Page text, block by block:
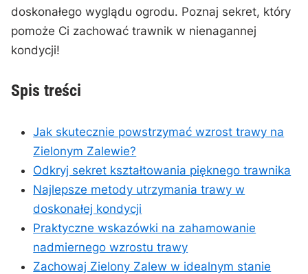
doskonałego wyglądu ogrodu. Poznaj⁢ sekret, który
pomoże Ci zachować trawnik w nienagannej
kondycji!
Spis⁣ treści
Jak skutecznie powstrzymać wzrost⁤ trawy na
Zielonym Zalewie?
Odkryj sekret kształtowania pięknego trawnika
Najlepsze⁢ metody ⁣utrzymania trawy w
doskonałej kondycji
Praktyczne ⁤wskazówki na zahamowanie
nadmiernego wzrostu trawy
Zachowaj ​Zielony Zalew w idealnym stanie